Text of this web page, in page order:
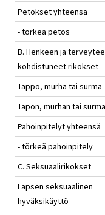
Petokset yhteensä
- törkeä petos
B. Henkeen ja
kohdistuneet rikokset
Tappo, murha tai surma
Tapon, murhan tai
Pahoinpitelyt yhteensä
- törkeä pahoinpitely
C. Seksuaalirikokset
Lapsen seksuaalinen
hyväksikäyttö